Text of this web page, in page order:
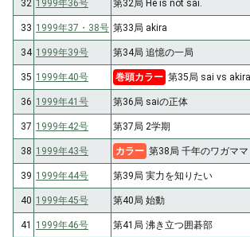
32 1999年36号 第32局 He is not sai.
33 1999年37・38号 第33局 akira
34 1999年39号 第34局 追憶の一局
35 1999年40号 巻頭カラー 第35局 sai vs akira
36 1999年41号 第36局 saiの正体
37 1999年42号 第37局 2学期
38 1999年43号 カラー 第38局 千年のワガママ
39 1999年44号 第39局 実力を知りたい
40 1999年45号 第40局 始動
41 1999年46号 第41局 沸き立つ囲碁部